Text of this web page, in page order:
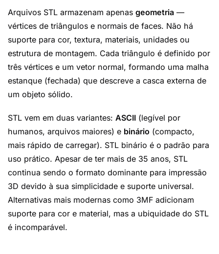
Arquivos STL armazenam apenas geometria —
vértices de triângulos e normais de faces. Não há
suporte para cor, textura, materiais, unidades ou
estrutura de montagem. Cada triângulo é definido por
três vértices e um vetor normal, formando uma malha
estanque (fechada) que descreve a casca externa de
um objeto sólido.
STL vem em duas variantes: ASCII (legível por
humanos, arquivos maiores) e binário (compacto,
mais rápido de carregar). STL binário é o padrão para
uso prático. Apesar de ter mais de 35 anos, STL
continua sendo o formato dominante para impressão
3D devido à sua simplicidade e suporte universal.
Alternativas mais modernas como 3MF adicionam
suporte para cor e material, mas a ubiquidade do STL
é incomparável.